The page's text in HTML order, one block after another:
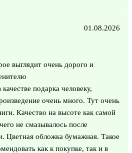
01.08.2026
выглядит очень дорого и
подарка человеку,
очень много. Тут очень
Качество на высоте как самой
не смазывалось после
Цветная обложка бумажная. Такое
как к покупке, так и в